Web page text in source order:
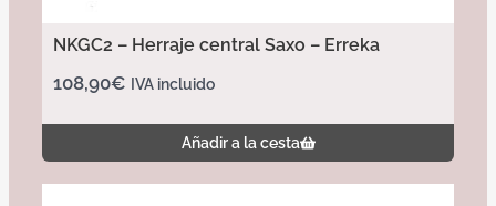
NKGC2 – Herraje central Saxo – Erreka
108,90€ IVA incluido
Añadir a la cesta